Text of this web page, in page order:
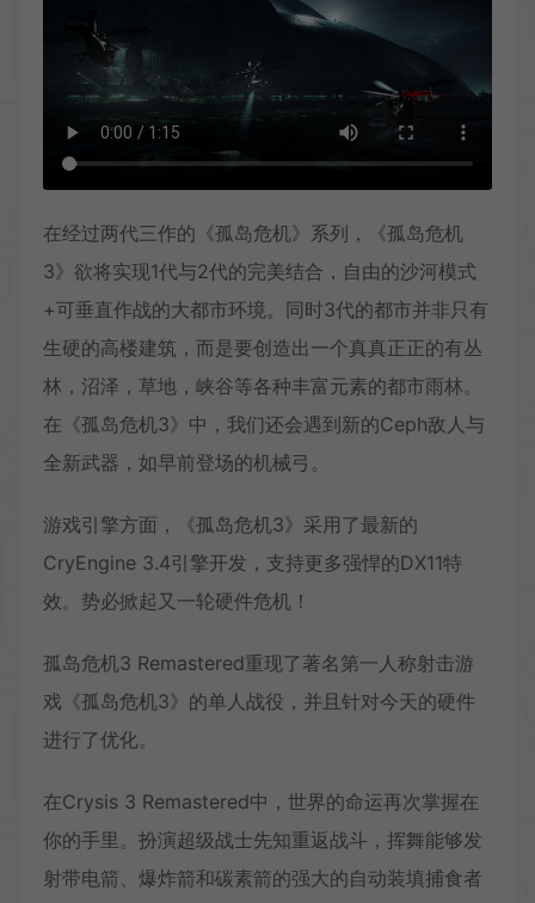
在经过两代三作的《孤岛危机》系列，《孤岛危机
3》欲将实现1代与2代的完美结合，自由的沙河模式
+可垂直作战的大都市环境。同时3代的都市并非只有
生硬的高楼建筑，而是要创造出一个真真正正的有丛
林，沼泽，草地，峡谷等各种丰富元素的都市雨林。
在《孤岛危机3》中，我们还会遇到新的Ceph敌人与
全新武器，如早前登场的机械弓。
游戏引擎方面，《孤岛危机3》采用了最新的
CryEngine 3.4引擎开发，支持更多强悍的DX11特
效。势必掀起又一轮硬件危机！
孤岛危机3 Remastered重现了著名第一人称射击游
戏《孤岛危机3》的单人战役，并且针对今天的硬件
进行了优化。
在Crysis 3 Remastered中，世界的命运再次掌握在
你的手里。扮演超级战士先知重返战斗，挥舞能够发
射带电箭、爆炸箭和碳素箭的强大的自动装填捕食者